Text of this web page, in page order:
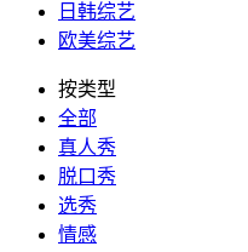
日韩综艺
欧美综艺
按类型
全部
真人秀
脱口秀
选秀
情感